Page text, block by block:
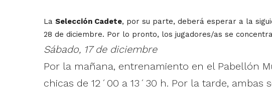
La Selección Cadete, por su parte, deberá esperar a la
28 de diciembre. Por lo pronto, los jugadores/as se
Sábado, 17 de diciembre
Por la mañana, entrenamiento en el Pabellón
chicas de 12´00 a 13´30 h. Por la tarde,